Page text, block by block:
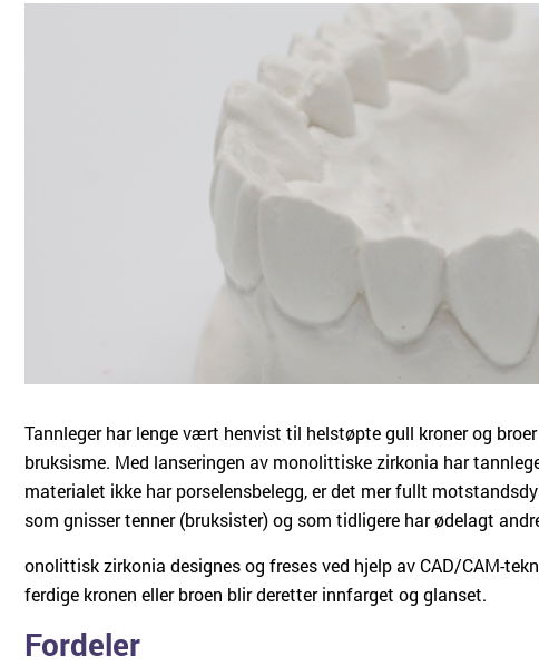
Tannleger har lenge vært henvist til helstøpte gull kroner og
bruksisme. Med lanseringen av monolittiske zirkonia har
materialet ikke har porselensbelegg, er det mer fullt
som gnisser tenner (bruksister) og som tidligere har ødelagt
onolittisk zirkonia designes og freses ved hjelp av CAD/CAM-
ferdige kronen eller broen blir deretter innfarget og glanset.
Fordeler